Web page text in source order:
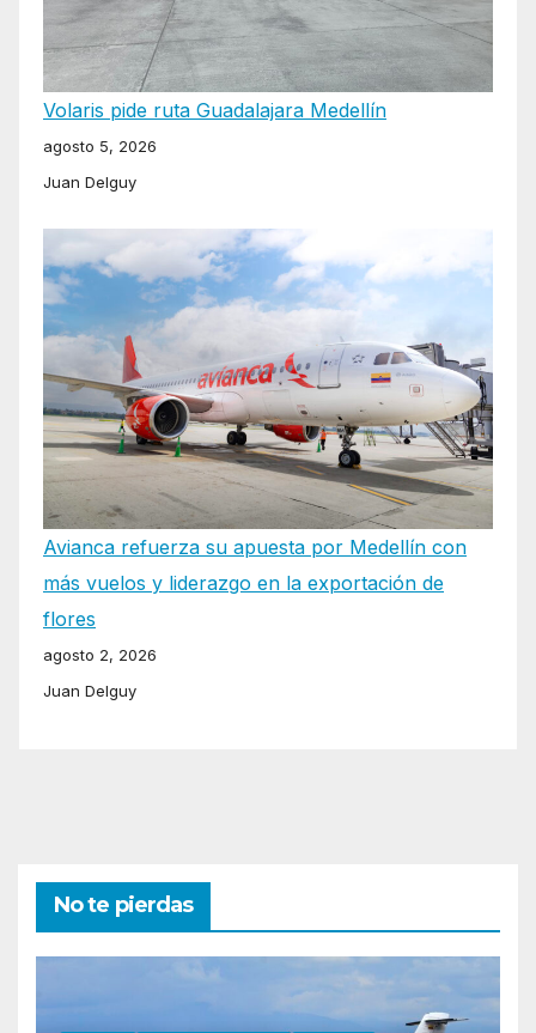
Volaris pide ruta Guadalajara Medellín
agosto 5, 2026
Juan Delguy
Avianca refuerza su apuesta por Medellín con
más vuelos y liderazgo en la exportación de
flores
agosto 2, 2026
Juan Delguy
No te pierdas